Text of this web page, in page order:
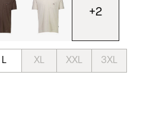
+2
L XL XXL 3XL